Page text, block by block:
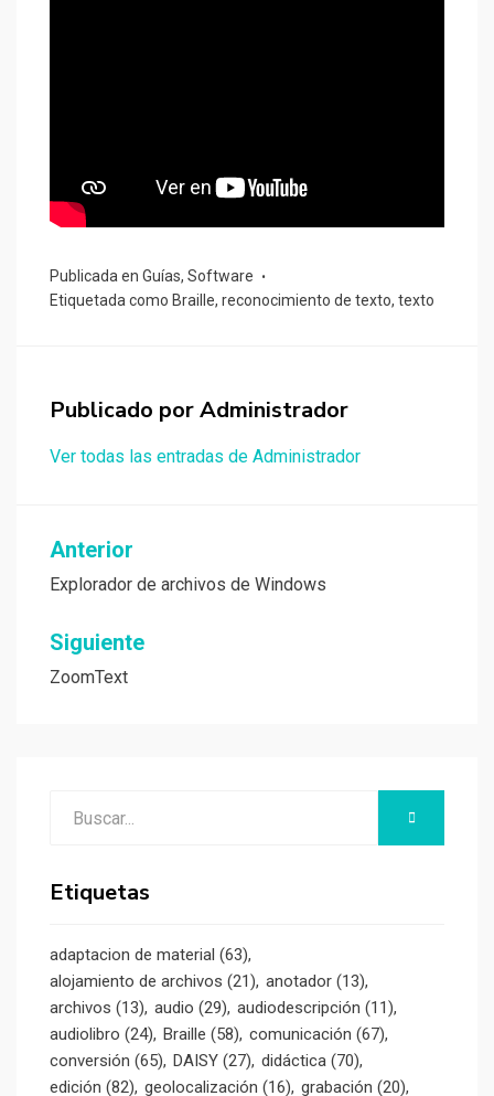
Publicada en Guías, Software
Etiquetada como Braille, reconocimiento de texto, texto
Publicado porAdministrador
Ver todas las entradas de Administrador
Navegación
de
entradas
Anterior
Explorador de archivos de Windows
Siguiente
ZoomText
BUSCAR
Etiquetas
adaptacion de material (63)
alojamiento de archivos (21) anotador (13)
archivos (13) audio (29) audiodescripción (11)
audiolibro (24) Braille (58) comunicación (67)
conversión (65) DAISY (27) didáctica (70)
edición (82) geolocalización (16) grabación (20)